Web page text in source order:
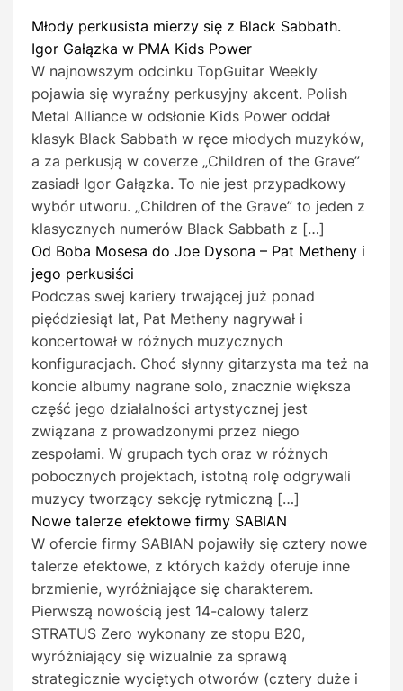
Młody perkusista mierzy się z Black Sabbath.
Igor Gałązka w PMA Kids Power
W najnowszym odcinku TopGuitar Weekly
pojawia się wyraźny perkusyjny akcent. Polish
Metal Alliance w odsłonie Kids Power oddał
klasyk Black Sabbath w ręce młodych muzyków,
a za perkusją w coverze „Children of the Grave”
zasiadł Igor Gałązka. To nie jest przypadkowy
wybór utworu. „Children of the Grave” to jeden z
klasycznych numerów Black Sabbath z […]
Od Boba Mosesa do Joe Dysona – Pat Metheny i
jego perkusiści
Podczas swej kariery trwającej już ponad
pięćdziesiąt lat, Pat Metheny nagrywał i
koncertował w różnych muzycznych
konfiguracjach. Choć słynny gitarzysta ma też na
koncie albumy nagrane solo, znacznie większa
część jego działalności artystycznej jest
związana z prowadzonymi przez niego
zespołami. W grupach tych oraz w różnych
pobocznych projektach, istotną rolę odgrywali
muzycy tworzący sekcję rytmiczną […]
Nowe talerze efektowe firmy SABIAN
W ofercie firmy SABIAN pojawiły się cztery nowe
talerze efektowe, z których każdy oferuje inne
brzmienie, wyróżniające się charakterem.
Pierwszą nowością jest 14-calowy talerz
STRATUS Zero wykonany ze stopu B20,
wyróżniający się wizualnie za sprawą
strategicznie wyciętych otworów (cztery duże i